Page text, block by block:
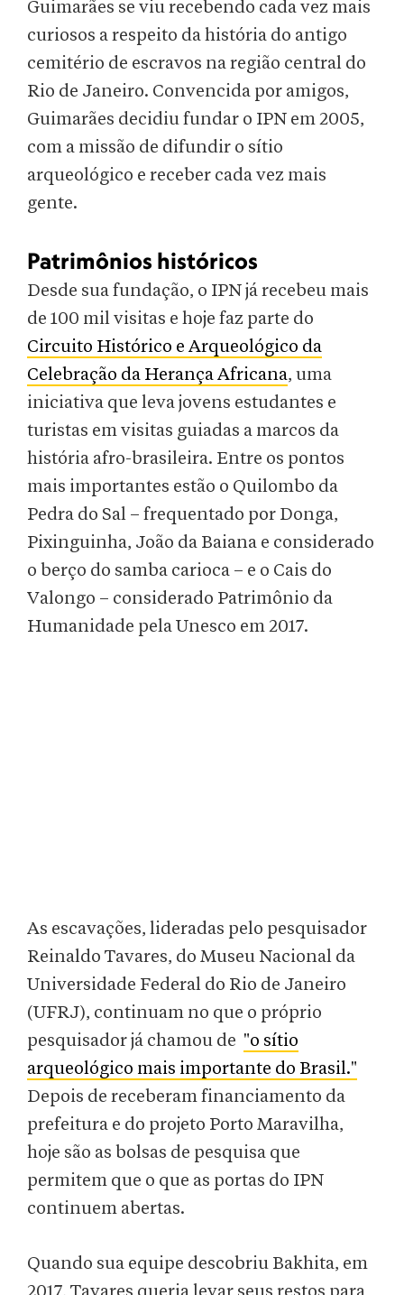
Guimarães se viu recebendo cada vez mais
curiosos a respeito da história do antigo
cemitério de escravos na região central do
Rio de Janeiro. Convencida por amigos,
Guimarães decidiu fundar o IPN em 2005,
com a missão de difundir o sítio
arqueológico e receber cada vez mais
gente.
Patrimônios históricos
Desde sua fundação, o IPN já recebeu mais
de 100 mil visitas e hoje faz parte do
Circuito Histórico e Arqueológico da
Celebração da Herança Africana, uma
iniciativa que leva jovens estudantes e
turistas em visitas guiadas a marcos da
história afro-brasileira. Entre os pontos
mais importantes estão o Quilombo da
Pedra do Sal – frequentado por Donga,
Pixinguinha, João da Baiana e considerado
o berço do samba carioca – e o Cais do
Valongo – considerado Patrimônio da
Humanidade pela Unesco em 2017.
As escavações, lideradas pelo pesquisador
Reinaldo Tavares, do Museu Nacional da
Universidade Federal do Rio de Janeiro
(UFRJ), continuam no que o próprio
pesquisador já chamou de "o sítio
arqueológico mais importante do Brasil."
Depois de receberam financiamento da
prefeitura e do projeto Porto Maravilha,
hoje são as bolsas de pesquisa que
permitem que o que as portas do IPN
continuem abertas.
Quando sua equipe descobriu Bakhita, em